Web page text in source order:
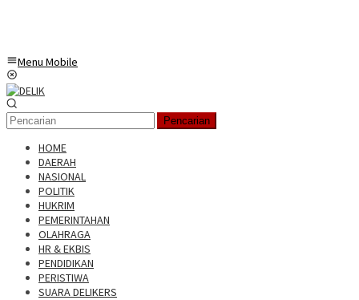
Menu Mobile
Pencarian
HOME
DAERAH
NASIONAL
POLITIK
HUKRIM
PEMERINTAHAN
OLAHRAGA
HR & EKBIS
PENDIDIKAN
PERISTIWA
SUARA DELIKERS